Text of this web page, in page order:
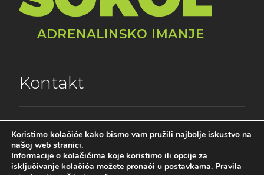
Kontakt
Vranska 20
23 440 Gračac
Mobitel – 095 546 5893
Koristimo kolačiće kako bismo vam pružili najbolje iskustvo na
našoj web stranici.
Informacije o kolačićima koje koristimo ili opcije za
isključivanje kolačića možete pronaći u postavkama. Pravila